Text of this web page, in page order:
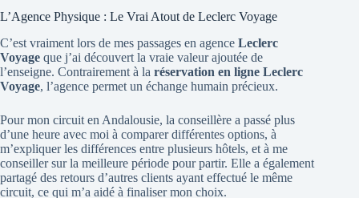
L’Agence Physique : Le Vrai Atout de Leclerc Voyage
C’est vraiment lors de mes passages en agence Leclerc
Voyage que j’ai découvert la vraie valeur ajoutée de
l’enseigne. Contrairement à la réservation en ligne Leclerc
Voyage, l’agence permet un échange humain précieux.
Pour mon circuit en Andalousie, la conseillère a passé plus
d’une heure avec moi à comparer différentes options, à
m’expliquer les différences entre plusieurs hôtels, et à me
conseiller sur la meilleure période pour partir. Elle a également
partagé des retours d’autres clients ayant effectué le même
circuit, ce qui m’a aidé à finaliser mon choix.